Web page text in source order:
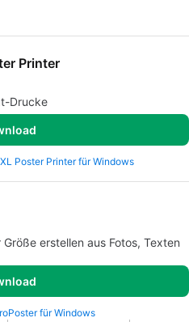
Printer
Drucke
Poster Printer für Windows
erstellen aus Fotos, Texten
für Windows